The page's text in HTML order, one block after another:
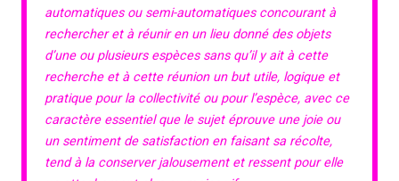
automatiques ou semi-automatiques concourant à
rechercher et à réunir en un lieu donné des objets
d’une ou plusieurs espèces sans qu’il y ait à cette
recherche et à cette réunion un but utile, logique et
pratique pour la collectivité ou pour l’espèce, avec ce
caractère essentiel que le sujet éprouve une joie ou
un sentiment de satisfaction en faisant sa récolte,
tend à la conserver jalousement et ressent pour elle